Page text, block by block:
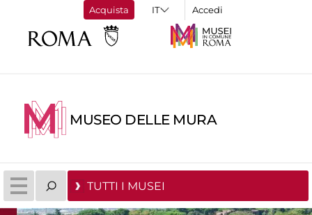
Acquista Accedi
MUSEO DELLE MURA
TUTTI I MUSEI